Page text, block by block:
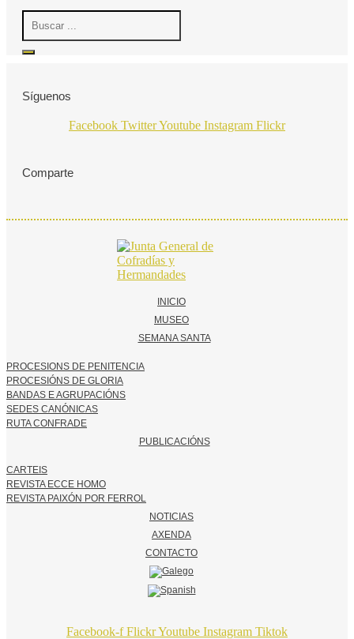
Search
Síguenos
Facebook TwitterYoutube Instagram Flickr
Comparte
INICIO
MUSEO
SEMANA SANTA
PROCESIONS DE PENITENCIA
PROCESIÓNS DE GLORIA
BANDAS E AGRUPACIÓNS
SEDES CANÓNICAS
RUTA CONFRADE
PUBLICACIÓNS
CARTEIS
REVISTA ECCE HOMO
REVISTA PAIXÓN POR FERROL
NOTICIAS
AXENDA
CONTACTO
Facebook-f FlickrYoutube Instagram Tiktok